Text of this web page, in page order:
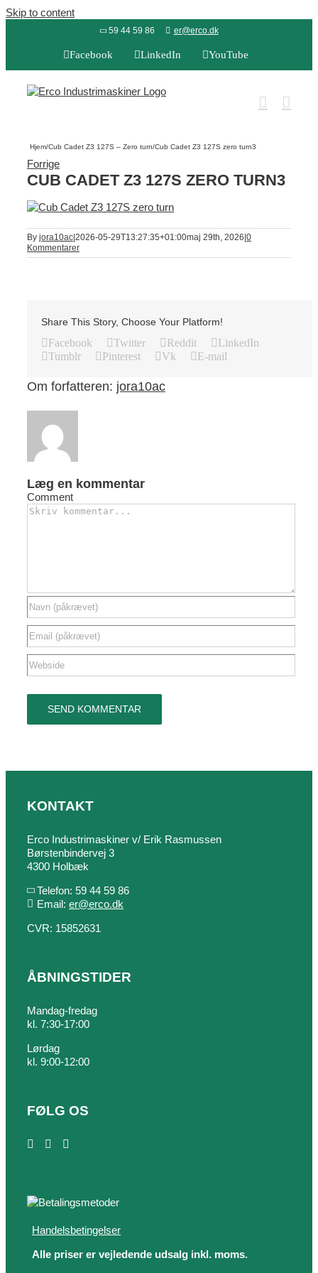
Skip to content
59 44 59 86 er@erco.dk
Facebook LinkedIn YouTube
Hjem/Cub Cadet Z3 127S – Zero turn/Cub Cadet Z3 127S zero turn3
Forrige
CUB CADET Z3 127S ZERO TURN3
By jora10ac 2026-05-29T13:27:35+01:00maj 29th, 2026 0
Kommentarer
Share This Story, Choose Your Platform!
Facebook Twitter Reddit
LinkedIn
Tumblr
Pinterest Vk E-mail
Om forfatteren: jora10ac
Læg en kommentar
Comment
KONTAKT
Erco Industrimaskiner v/ Erik Rasmussen
Børstenbindervej 3
4300 Holbæk
Telefon: 59 44 59 86
Email: er@erco.dk
CVR: 15852631
ÅBNINGSTIDER
Mandag-fredag
kl. 7:30-17:00
Lørdag
kl. 9:00-12:00
FØLG OS
Handelsbetingelser
Alle priser er vejledende udsalg inkl. moms.